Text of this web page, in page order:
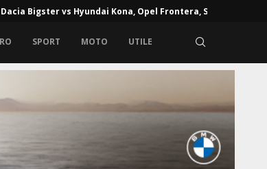
Bigster vs Hyundai Kona, Opel Frontera, Skoda...
SPORT MOTO UTILE